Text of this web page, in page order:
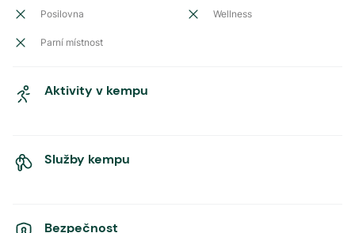
Posilovna Wellness
Parní místnost
Aktivity v kempu
Služby kempu
Bezpečnost